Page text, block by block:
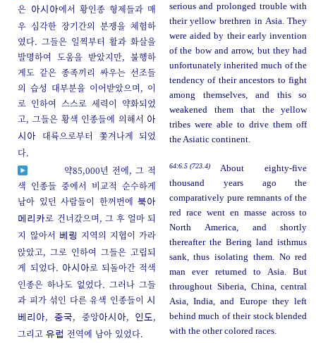
은
아시아에서 황인종 형제들과 매
우 심각한 장기간의 분쟁을 체험하
였다. 그들은 일찍부터 활과 화살을
발명하여 도움을 받았지만, 불행하
게도 같은 종족끼리 싸우는 선조들
의 습성 대부분을 이어받았으며, 이
로 인하여 스스로 세력이 약화되었
고, 그들은 황색 인종들에 의해서 아
시아
대륙으로부터 쫓겨나게 되었
다.
serious and prolonged trouble with
their yellow brethren in Asia. They
were aided by their early invention
of the bow and arrow, but they had
unfortunately inherited much of the
tendency of their ancestors to fight
among themselves, and this so
weakened them that the yellow
tribes were able to drive them off
the Asiatic continent.
약85,000년 전에, 그 적
색 인종들 중에서 비교적 순수하게
남아 있던 사람들이 한꺼번에북아
메리카로 건너갔으며, 그 후 얼마 되
지 않아서
베링
지역의 지협이 가라
앉았고, 그로 인하여 그들은 고립되
게 되었다. 아시아로 되돌아간 적색
인종은 하나도 없었다. 그러나 그들
과 피가 섞인 다른 유색 인종들이시
베리아,중국, 중앙아시아, 인도 ,
그리고유럽 전역에 남아 있었다.
64:6.5 (723.4)
About eighty-five
thousand years ago the
comparatively pure remnants of the
red race went en masse across to
North America, and shortly
thereafter the Bering land isthmus
sank, thus isolating them. No red
man ever returned to Asia. But
throughout Siberia, China, central
Asia, India, and Europe they left
behind much of their stock blended
with the other colored races.